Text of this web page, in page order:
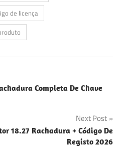
de licença
Completa De Chave
Next Post
18.27 Rachadura + Código De
Registo 2026